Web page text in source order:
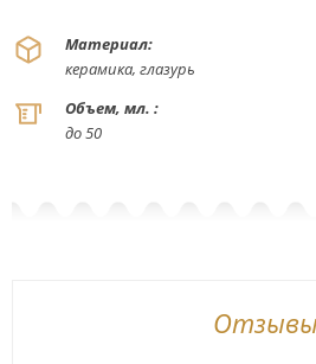
Материал:
керамика, глазурь
Объем, мл. :
до 50
Отзывы